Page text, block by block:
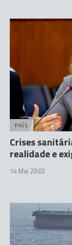
PAÍS
Crises
realidade e
14 Mai 20:02